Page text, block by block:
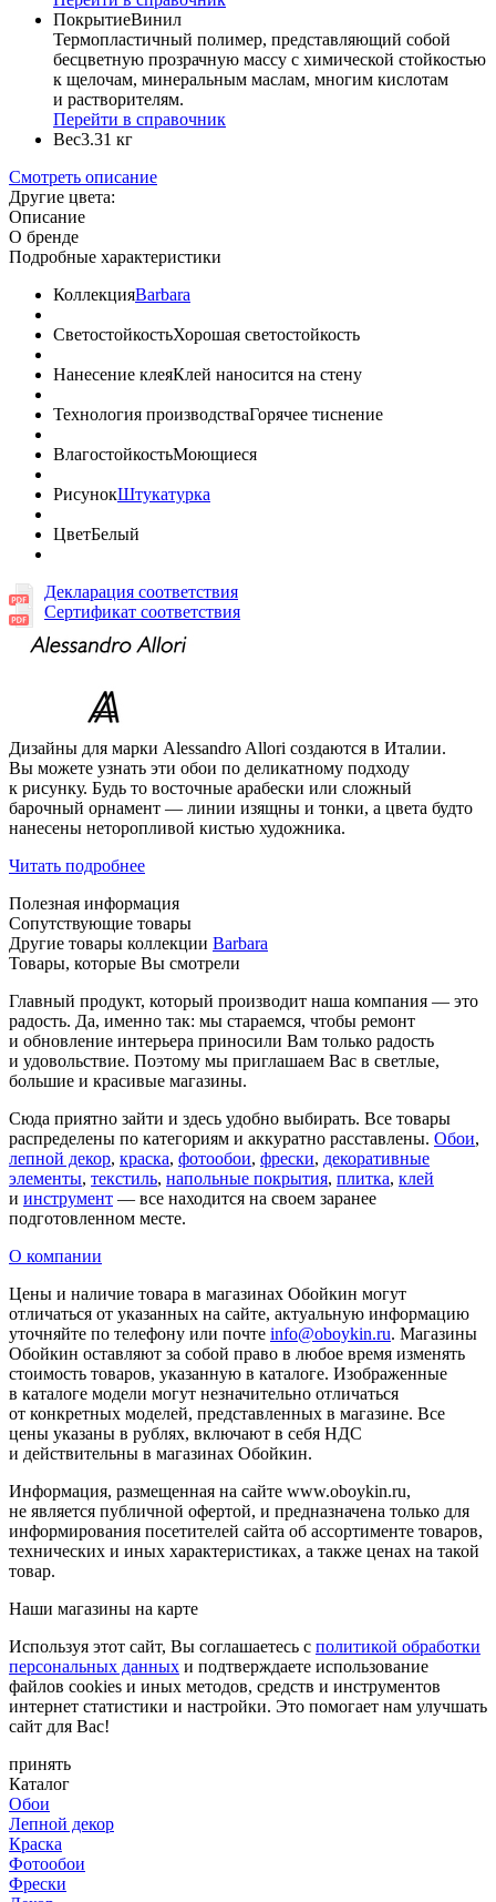
ПокрытиеВинил
Термопластичный полимер, представляющий собой
бесцветную прозрачную массу с химической стойкостью
к щелочам, минеральным маслам, многим кислотам
и растворителям.
Перейти в справочник
Вес3.31 кг
Смотреть описание
Другие цвета:
Описание
О бренде
Подробные характеристики
КоллекцияBarbara
СветостойкостьХорошая светостойкость
Нанесение клеяКлей наносится на стену
Технология производстваГорячее тиснение
ВлагостойкостьМоющиеся
РисунокШтукатурка
ЦветБелый
Декларация соответствия
Сертификат соответствия
Дизайны для марки Alessandro Allori создаются в Италии.
Вы можете узнать эти обои по деликатному подходу
к рисунку. Будь то восточные арабески или сложный
барочный орнамент — линии изящны и тонки, а цвета будто
нанесены неторопливой кистью художника.
Читать подробнее
Полезная информация
Сопутствующие товары
Другие товары коллекции Barbara
Товары, которые Вы смотрели
Главный продукт, который производит наша компания — это
радость. Да, именно так: мы стараемся, чтобы ремонт
и обновление интерьера приносили Вам только радость
и удовольствие. Поэтому мы приглашаем Вас в светлые,
большие и красивые магазины.
Сюда приятно зайти и здесь удобно выбирать. Все товары
распределены по категориям и аккуратно расставлены. Обои,
лепной декор, краска, фотообои, фрески, декоративные
элементы, текстиль, напольные покрытия, плитка, клей
и инструмент — все находится на своем заранее
подготовленном месте.
О компании
Цены и наличие товара в магазинах Обойкин могут
отличаться от указанных на сайте, актуальную информацию
уточняйте по телефону или почте info@oboykin.ru. Магазины
Обойкин оставляют за собой право в любое время изменять
стоимость товаров, указанную в каталоге. Изображенные
в каталоге модели могут незначительно отличаться
от конкретных моделей, представленных в магазине. Все
цены указаны в рублях, включают в себя НДС
и действительны в магазинах Обойкин.
Информация, размещенная на сайте www.oboykin.ru,
не является публичной офертой, и предназначена только для
информирования посетителей сайта об ассортименте товаров,
технических и иных характеристиках, а также ценах на такой
товар.
Наши магазины на карте
Используя этот сайт, Вы соглашаетесь с политикой обработки
персональных данных и подтверждаете использование
файлов cookies и иных методов, средств и инструментов
интернет статистики и настройки. Это помогает нам улучшать
сайт для Вас!
принять
Каталог
Обои
Лепной декор
Краска
Фотообои
Фрески